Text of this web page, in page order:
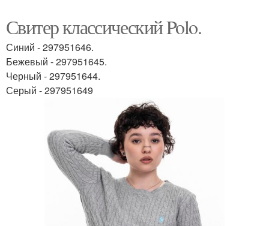
Свитер классический Polo.
Синий - 297951646.
Бежевый - 297951645.
Черный - 297951644.
Серый - 297951649